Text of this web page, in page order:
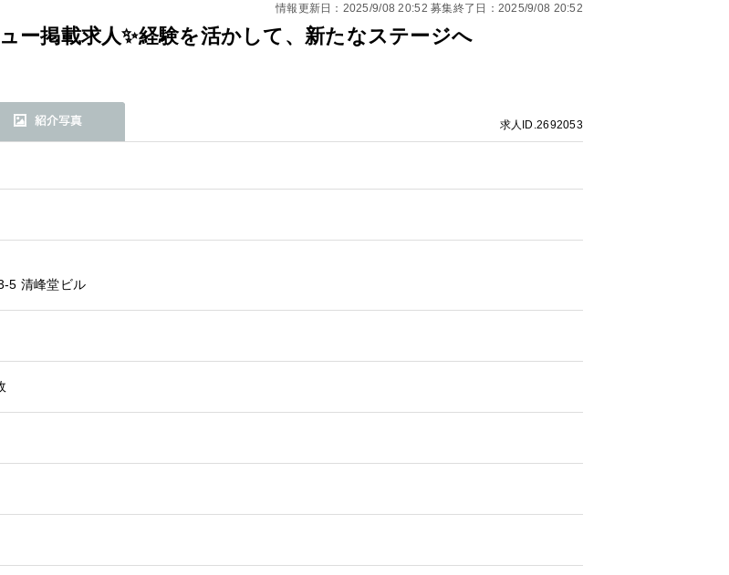
情報更新日：2025/9/08 20:52 募集終了日：2025/9/08 20:52
ー掲載求人✨経験を活かして、新たなステージへ
求人ID.2692053
5 清峰堂ビル